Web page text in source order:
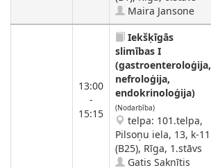
Maira Jansone
13:00
-
15:15
Iekšķīgās
slimības I
(gastroenteroloģija,
nefroloģija,
endokrinoloģija)
(Nodarbība)
telpa: 101.telpa,
Pilsoņu iela, 13, k-11
(B25), Rīga, 1.stāvs
Gatis Saknītis